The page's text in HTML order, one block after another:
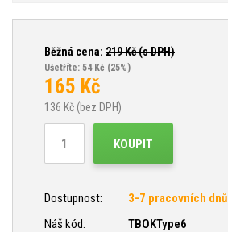
Běžná cena: 219Kč (s DPH)
Ušetříte: 54 Kč (25%)
165 Kč
136 Kč (bez DPH)
KOUPIT
Dostupnost:
3-7 pracovních dnů
Náš kód:
TBOKType6